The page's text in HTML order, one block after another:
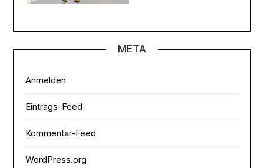
META
Anmelden
Eintrags-Feed
Kommentar-Feed
WordPress.org